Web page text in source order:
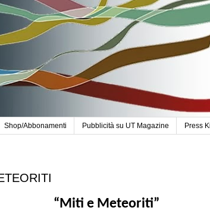
Shop/Abbonamenti Pubblicità su UT Magazine Press
“Miti e Meteoriti”